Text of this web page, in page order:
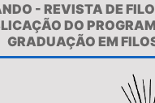
- REVISTA DE
DO
GRADUAÇÃO EM